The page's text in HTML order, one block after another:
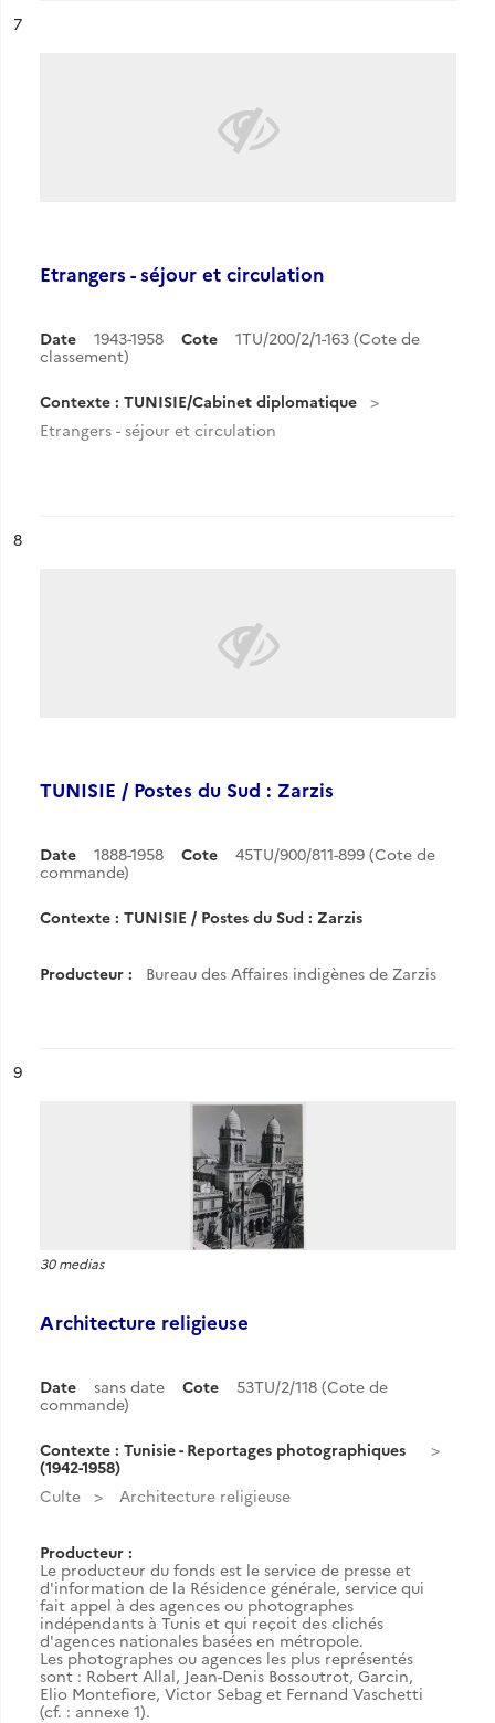
n°
7
Etrangers - séjour et circulation
Date 1943-1958 Cote
1TU/200/2/1-163 (Cote de
classement)
Contexte : TUNISIE/Cabinet diplomatique
Etrangers - séjour et circulation
n°
8
TUNISIE / Postes du Sud : Zarzis
Date 1888-1958 Cote
45TU/900/811-899 (Cote de
commande)
Contexte : TUNISIE / Postes du Sud : Zarzis
Producteur : Bureau des Affaires indigènes de Zarzis
n°
9
30 medias
Architecture religieuse
Date sans date Cote
53TU/2/118 (Cote de
commande)
Contexte : Tunisie - Reportages photographiques
(1942-1958)
Culte
Architecture religieuse
Producteur :
Le producteur du fonds est le service de presse et
d'information de la Résidence générale, service qui
fait appel à des agences ou photographes
indépendants à Tunis et qui reçoit des clichés
d'agences nationales basées en métropole.
Les photographes ou agences les plus représentés
sont : Robert Allal, Jean-Denis Bossoutrot, Garcin,
Elio Montefiore, Victor Sebag et Fernand Vaschetti
(cf. : annexe 1).